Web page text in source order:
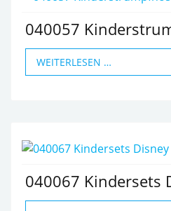
040057
WEITERLESEN …
040067 Kindersets